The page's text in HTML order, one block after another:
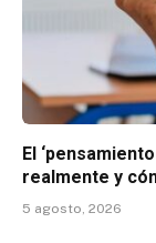
El
realmente y
5 agosto, 2026